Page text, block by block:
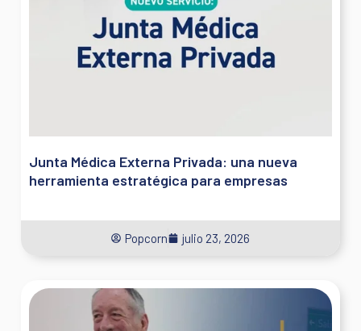
Junta Médica Externa Privada: una nueva
herramienta estratégica para empresas
Popcorn julio 23, 2026